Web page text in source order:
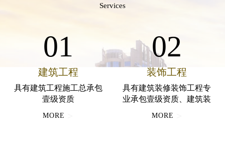
Services
01
建筑工程
具有建筑工程施工总承包
壹级资质
MORE
02
装饰工程
具有建筑装修装饰工程专
业承包壹级资质、建筑装
质。
MORE